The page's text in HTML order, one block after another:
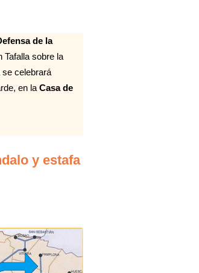
de la
Tafalla sobre la
celebrará
en la Casa de
y estafa